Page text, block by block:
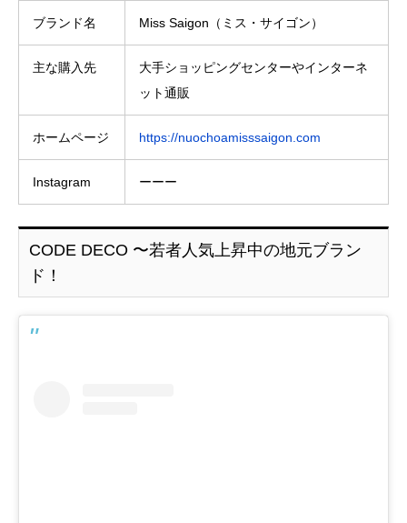
ブランド名 Miss Saigon（ミス・サイゴン）
主な購入先
大手ショッピングセンターやインターネ
ット通販
ホームページ https://nuochoamisssaigon.com
Instagram ーーー
CODE DECO 〜若者人気上昇中の地元ブラン
ド！